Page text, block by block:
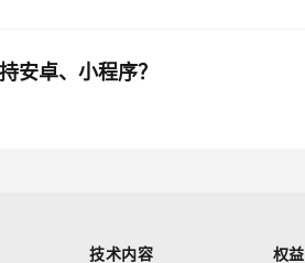
安卓、小程序？
技术内容 权益